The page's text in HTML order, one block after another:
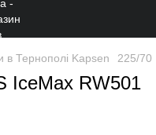
в Тернополі Kapsen 225/70
IceMax RW501